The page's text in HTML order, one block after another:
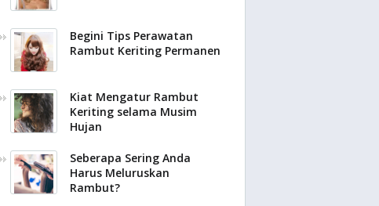
Begini Tips Perawatan
Rambut Keriting Permanen
Kiat Mengatur Rambut
Keriting selama Musim
Hujan
Seberapa Sering Anda
Harus Meluruskan
Rambut?